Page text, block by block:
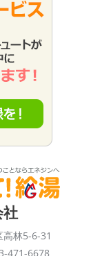
林5-6-31
471-6678